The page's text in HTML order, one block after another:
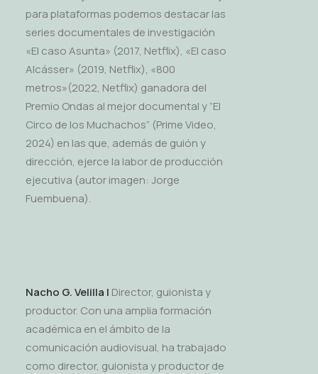
para plataformas podemos destacar las
series documentales de investigación
«El caso Asunta» (2017, Netflix), «El caso
Alcásser» (2019, Netflix), «800
metros»(2022, Netflix) ganadora del
Premio Ondas al mejor documental y “El
Circo de los Muchachos” (Prime Video,
2024) en las que, además de guión y
dirección, ejerce la labor de producción
ejecutiva (autor imagen: Jorge
Fuembuena).
Nacho G. Velilla | Director, guionista y
productor. Con una amplia formación
académica en el ámbito de la
comunicación audiovisual, ha trabajado
como director, guionista y productor de